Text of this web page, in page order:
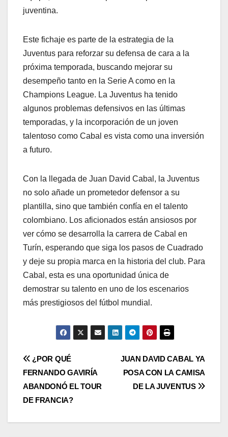
juventina.
Este fichaje es parte de la estrategia de la
Juventus para reforzar su defensa de cara a la
próxima temporada, buscando mejorar su
desempeño tanto en la Serie A como en la
Champions League. La Juventus ha tenido
algunos problemas defensivos en las últimas
temporadas, y la incorporación de un joven
talentoso como Cabal es vista como una inversión
a futuro.
Con la llegada de Juan David Cabal, la Juventus
no solo añade un prometedor defensor a su
plantilla, sino que también confía en el talento
colombiano. Los aficionados están ansiosos por
ver cómo se desarrolla la carrera de Cabal en
Turín, esperando que siga los pasos de Cuadrado
y deje su propia marca en la historia del club. Para
Cabal, esta es una oportunidad única de
demostrar su talento en uno de los escenarios
más prestigiosos del fútbol mundial.
JUAN DAVID CABAL YA
POSA CON LA CAMISA
DE LA JUVENTUS
¿POR QUÉ
FERNANDO GAVIRÍA
ABANDONÓ EL TOUR
DE FRANCIA?